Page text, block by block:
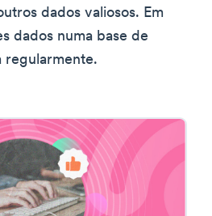
dados valiosos. Em
dados numa base de
regularmente.